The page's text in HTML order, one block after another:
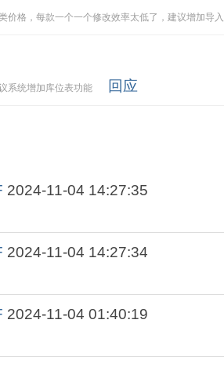
价格，每款一个一个修改效率太低了，建议增加导
系统增加库位表功能 回应
2024-11-04 14:27:35
2024-11-04 14:27:34
2024-11-04 01:40:19